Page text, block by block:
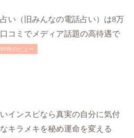
い（旧みんなの電話占い）は8万
コミでメディア話題の高待遇で
件のビュー
インスピなら真実の自分に気付
キラメキを秘め運命を変える